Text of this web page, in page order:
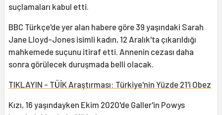
suçlamaları kabul etti.
BBC Türkçe'de yer alan habere göre 39 yaşındaki Sarah
Jane Lloyd-Jones isimli kadın, 12 Aralık'ta çıkarıldığı
mahkemede suçunu itiraf etti. Annenin cezası daha
sonra görülecek duruşmada belli olacak.
TIKLAYIN - TÜİK Araştırması: Türkiye'nin Yüzde 21'i Obez
Kızı, 16 yaşındayken Ekim 2020'de Galler'in Powys